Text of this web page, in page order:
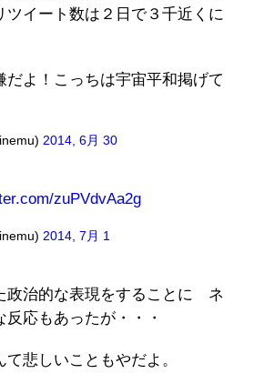
ツイート数は２日で３千近くに
だよ！こっちは宇宙平和掲げて
2014, 6月 30
zuPVdvAa2g
2014, 7月 1
政治的な表現をすることに ネ
応もあったが・・・
悲しいこともやだよ。